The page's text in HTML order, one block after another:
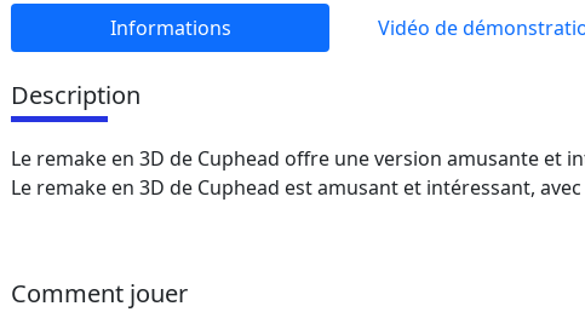
Informations Vidéo de
Description
Le remake en 3D de Cuphead offre une version amusante et
Le remake en 3D de Cuphead est amusant et intéressant,
Comment jouer